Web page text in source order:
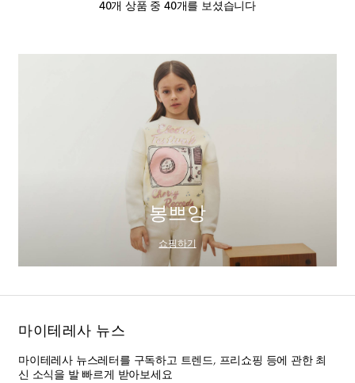
40개 상품 중 40개를 보셨습니다
봉쁘앙
쇼핑하기
마이테레사 뉴스
마이테레사 뉴스레터를 구독하고 트렌드, 프리쇼핑 등에 관한 최
신 소식을 발 빠르게 받아보세요